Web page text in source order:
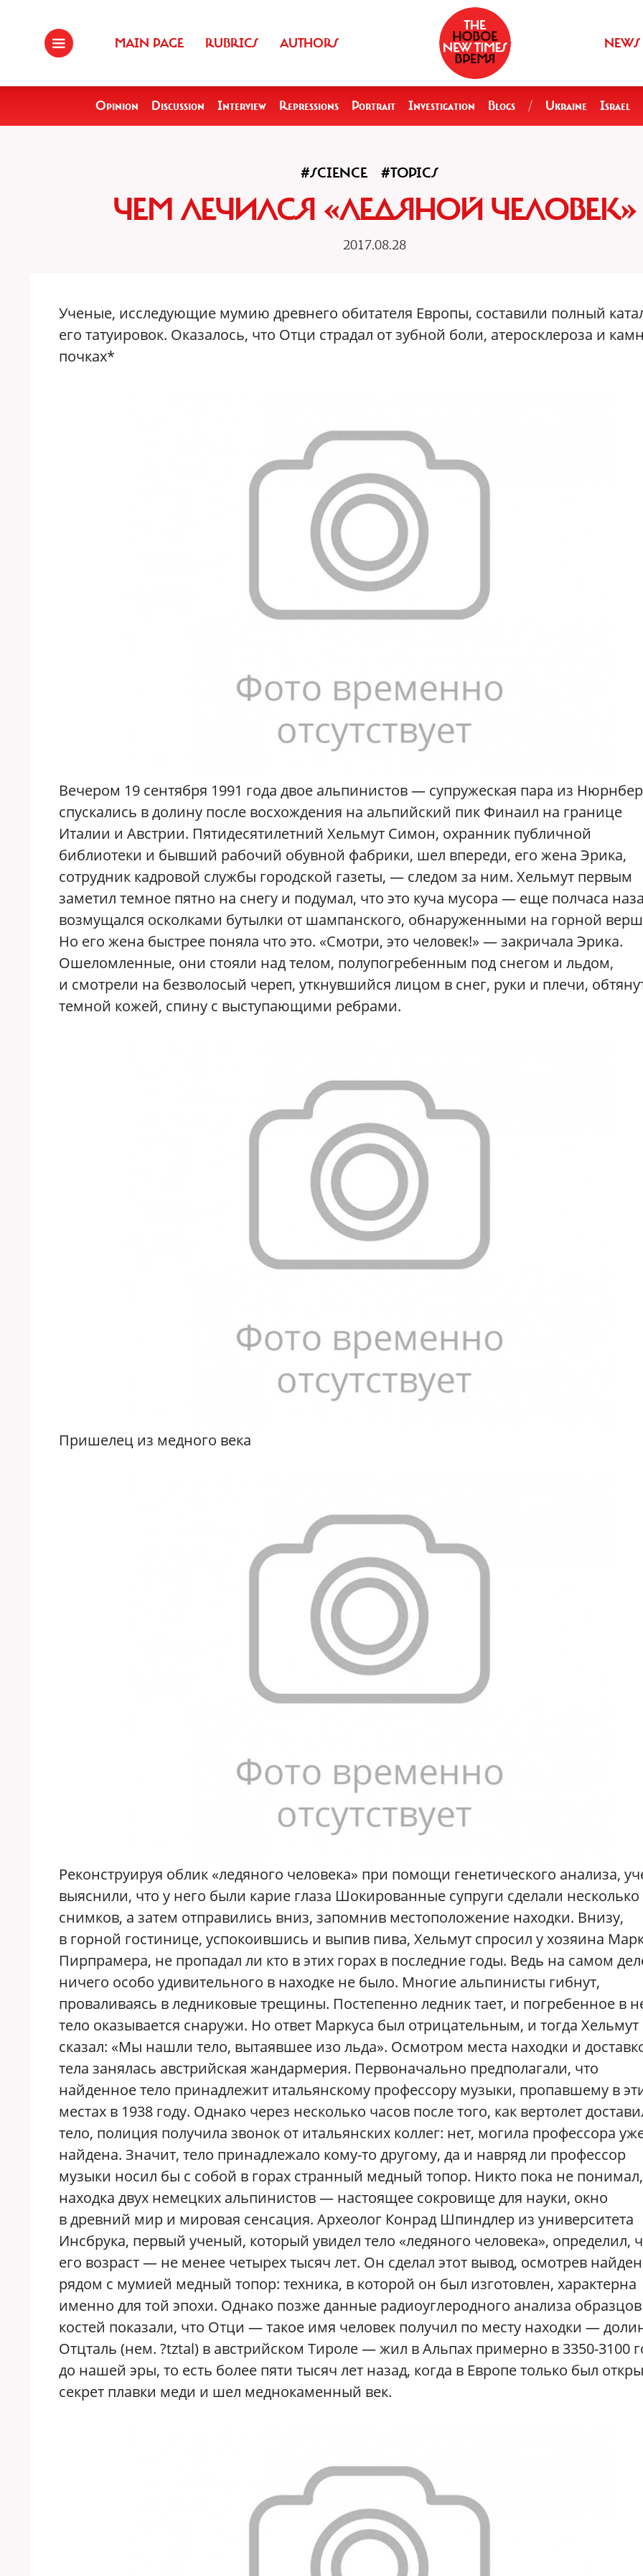
MAIN PAGE RUBRICS AUTHORS NEWS
Opinion Discussion Interview Repressions Portrait Investigation Blogs / Ukraine Israel
#SCIENCE #TOPICS
ЧЕМ ЛЕЧИЛСЯ «ЛЕДЯНОЙ ЧЕЛОВЕК»
2017.08.28
Ученые, исследующие мумию древнего обитателя Европы, составили полный
его татуировок. Оказалось, что Отци страдал от зубной боли, атеросклероза и
почках*
Вечером 19 сентября 1991 года двое альпинистов — супружеская пара из
спускались в долину после восхождения на альпийский пик Финаил на границе
Италии и Австрии. Пятидесятилетний Хельмут Симон, охранник публичной
библиотеки и бывший рабочий обувной фабрики, шел впереди, его жена Эрика,
сотрудник кадровой службы городской газеты, — следом за ним. Хельмут первым
заметил темное пятно на снегу и подумал, что это куча мусора — еще полчаса
возмущался осколками бутылки от шампанского, обнаруженными на горной
Но его жена быстрее поняла что это. «Смотри, это человек!» — закричала Эрика.
Ошеломленные, они стояли над телом, полупогребенным под снегом и льдом,
и смотрели на безволосый череп, уткнувшийся лицом в снег, руки и плечи,
темной кожей, спину с выступающими ребрами.
Пришелец из медного века
Реконструируя облик «ледяного человека» при помощи генетического анализа,
выяснили, что у него были карие глаза Шокированные супруги сделали несколько
снимков, а затем отправились вниз, запомнив местоположение находки. Внизу,
в горной гостинице, успокоившись и выпив пива, Хельмут спросил у хозяина
Пирпрамера, не пропадал ли кто в этих горах в последние годы. Ведь на самом
ничего особо удивительного в находке не было. Многие альпинисты гибнут,
проваливаясь в ледниковые трещины. Постепенно ледник тает, и погребенное в
тело оказывается снаружи. Но ответ Маркуса был отрицательным, и тогда Хельмут
сказал: «Мы нашли тело, вытаявшее изо льда». Осмотром места находки и
тела занялась австрийская жандармерия. Первоначально предполагали, что
найденное тело принадлежит итальянскому профессору музыки, пропавшему в
местах в 1938 году. Однако через несколько часов после того, как вертолет
тело, полиция получила звонок от итальянских коллег: нет, могила профессора
найдена. Значит, тело принадлежало кому-то другому, да и навряд ли профессор
музыки носил бы с собой в горах странный медный топор. Никто пока не
находка двух немецких альпинистов — настоящее сокровище для науки, окно
в древний мир и мировая сенсация. Археолог Конрад Шпиндлер из университета
Инсбрука, первый ученый, который увидел тело «ледяного человека», определил,
его возраст — не менее четырех тысяч лет. Он сделал этот вывод, осмотрев
рядом с мумией медный топор: техника, в которой он был изготовлен, характерна
именно для той эпохи. Однако позже данные радиоуглеродного анализа образцов
костей показали, что Отци — такое имя человек получил по месту находки —
Отцталь (нем. ?tztal) в австрийском Тироле — жил в Альпах примерно в 3350-3100
до нашей эры, то есть более пяти тысяч лет назад, когда в Европе только был
секрет плавки меди и шел меднокаменный век.